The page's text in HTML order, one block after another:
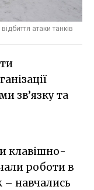
атаки танків
зв’язку та
клавішно-
роботи в
– навчались